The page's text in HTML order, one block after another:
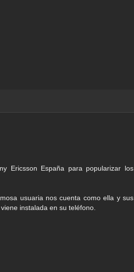
Ericsson España para popularizar los
usuaria nos cuenta como ella y sus
instalada en su teléfono.